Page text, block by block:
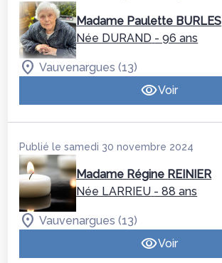
Madame Paulette BURLES
Née DURAND - 96 ans
Vauvenargues (13)
Voir
Publié le samedi 30 novembre 2024
Madame Régine REINIER
Née LARRIEU - 88 ans
Vauvenargues (13)
Voir